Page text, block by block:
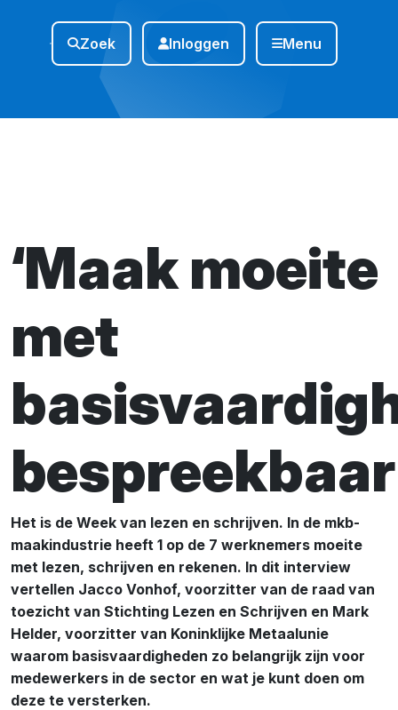
Zoek Inloggen Menu
‘Maak moeite
met
Het is de Week van lezen en schrijven. In de mkb-
maakindustrie heeft 1 op de 7 werknemers moeite
met lezen, schrijven en rekenen. In dit interview
vertellen Jacco Vonhof, voorzitter van de raad van
toezicht van Stichting Lezen en Schrijven en Mark
Helder, voorzitter van Koninklijke Metaalunie
waarom basisvaardigheden zo belangrijk zijn voor
medewerkers in de sector en wat je kunt doen om
deze te versterken.